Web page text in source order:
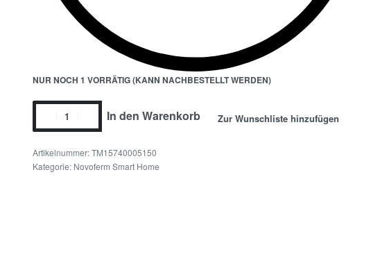
NUR NOCH 1 VORRÄTIG (KANN NACHBESTELLT WERDEN)
In den Warenkorb Zur Wunschliste hinzufügen
TM15740005150
Kategorie: Novoferm Smart Home